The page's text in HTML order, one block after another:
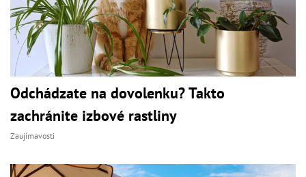
Odchádzate na dovolenku? Takto
zachránite izbové rastliny
Zaujímavosti